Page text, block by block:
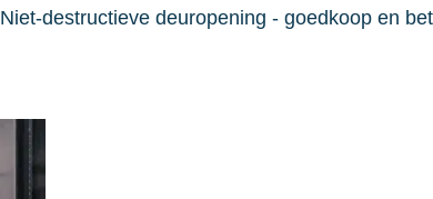
Niet-destructieve deuropening - goedkoop en